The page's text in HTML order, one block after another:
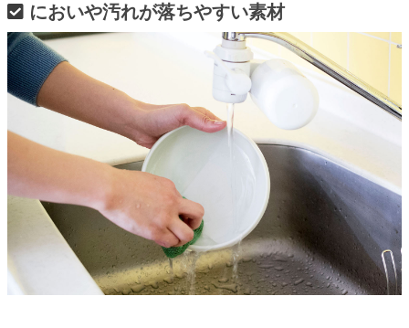
においや汚れが落ちやすい素材